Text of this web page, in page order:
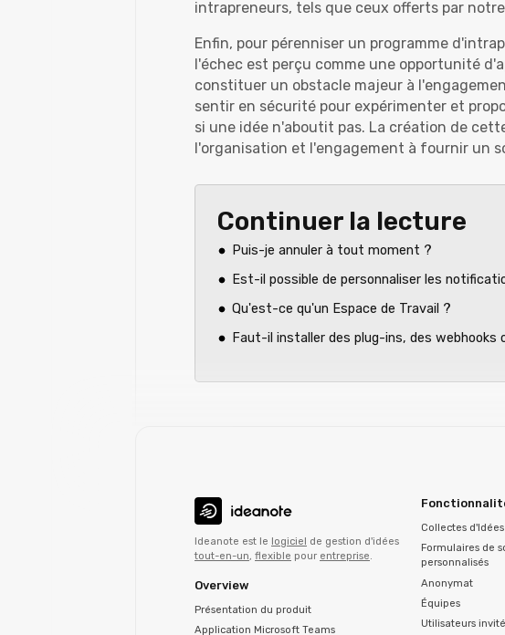
intrapreneurs, tels que ceux offerts par notre
Enfin, pour pérenniser un programme
l'échec est perçu comme une opportunité
constituer un obstacle majeur à
sentir en sécurité pour expérimenter et
si une idée n'aboutit pas. La création de
l'organisation et l'engagement à fournir un
Continuer la lecture
Puis-je annuler à tout moment ?
Est-il possible de personnaliser les
Qu'est-ce qu'un Espace de Travail ?
Faut-il installer des plug-ins, des webhooks
Ideanote est le logiciel de gestion d'idées
tout-en-un flexible pour entreprise
Overview
Présentation du produit
Application Microsoft Teams
Collectes d'Idées
Formulaires de
personnalisés
Anonymat
Équipes
Utilisateurs